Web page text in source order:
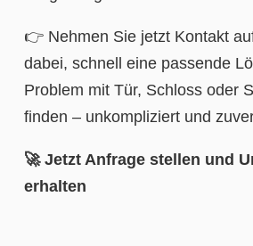
👉 Nehmen Sie jetzt Kontakt
dabei, schnell eine passende
Problem mit Tür, Schloss oder
finden – unkompliziert und
🚀 Jetzt Anfrage stellen und
erhalten